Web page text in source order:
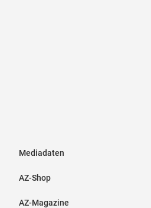
Mediadaten
AZ-Shop
AZ-Magazine